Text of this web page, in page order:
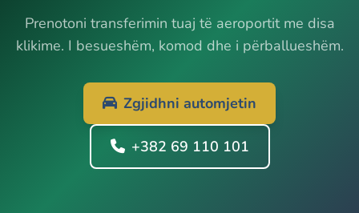
Prenotoni transferimin tuaj të aeroportit me disa
klikime. I besueshëm, komod dhe i përballueshëm.
Zgjidhni automjetin
+382 69 110 101